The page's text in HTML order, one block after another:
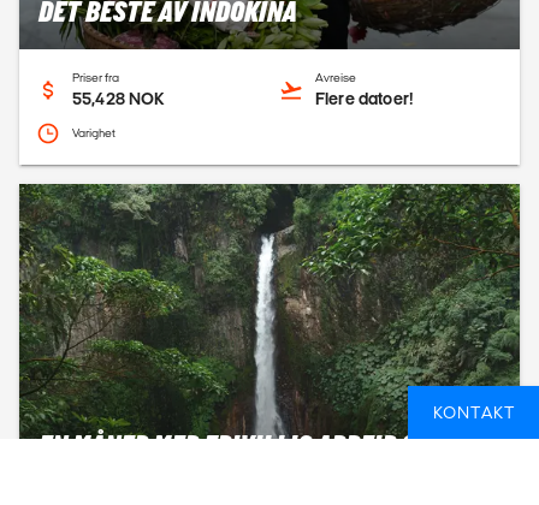
DET BESTE AV INDOKINA
Priser fra
55,428 NOK
Varighet
Avreise
Flere datoer!
EN MÅNED MED FRIVILLIG ARBEID OG
KONTAKT